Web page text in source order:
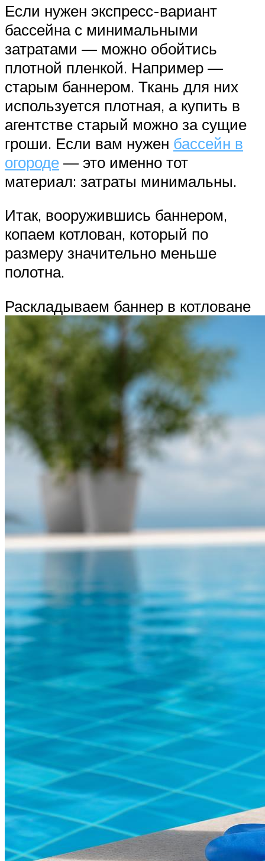
Если нужен экспресс-вариант
бассейна с минимальными
затратами — можно обойтись
плотной пленкой. Например —
старым баннером. Ткань для них
используется плотная, а купить в
агентстве старый можно за сущие
гроши. Если вам нужен бассейн в
огороде — это именно тот
материал: затраты минимальны.
Итак, вооружившись баннером,
копаем котлован, который по
размеру значительно меньше
полотна.
Раскладываем баннер в котловане